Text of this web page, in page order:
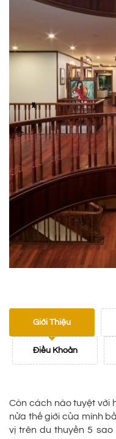
Giới Thiệu
Điều Khoản
Còn cách nào tuyệt vời
nửa thế giới của mình
vị trên du thuyền 5 sao